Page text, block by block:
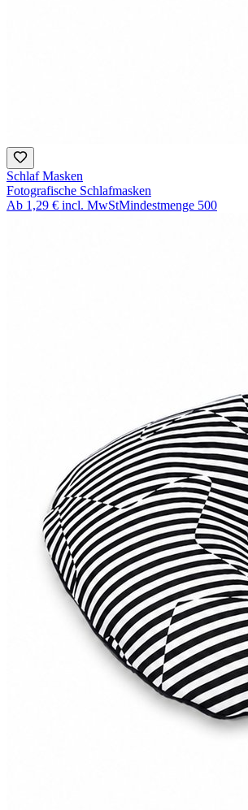
Schlaf Masken
Fotografische Schlafmasken
Ab 1,29 € incl. MwStMindestmenge 500